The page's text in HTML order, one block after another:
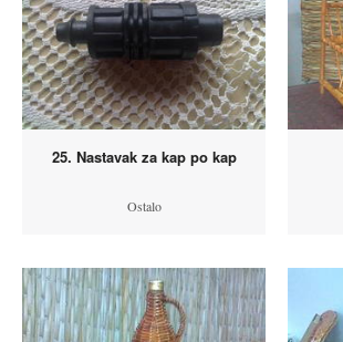
25. Nastavak za kap po kap
Ostalo